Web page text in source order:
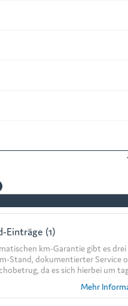
Einträge (1)
km-Garantie gibt es
Stand, dokumentierter Service
da es sich hierbei um
Mehr